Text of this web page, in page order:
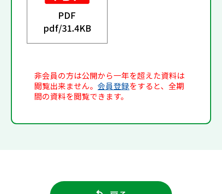
PDF
pdf/31.4KB
非会員の方は公開から一年を超えた資料は
閲覧出来ません。会員登録をすると、全期
間の資料を閲覧できます。